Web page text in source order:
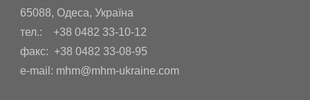
65088, Одеса, Україна
тел.: +38 0482 33-10-12
факс: +38 0482 33-08-95
e-mail: mhm@mhm-ukraine.com